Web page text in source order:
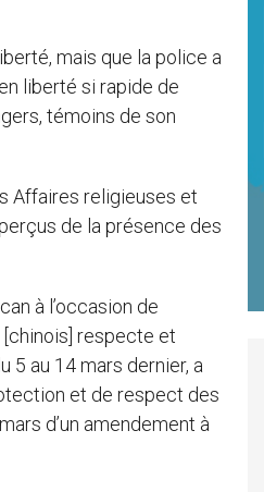
mais que la police a
liberté si rapide de
témoins de son
Affaires religieuses et
de la présence des
à l’occasion de
[chinois] respecte et
5 au 14 mars dernier, a
et de respect des
d’un amendement à